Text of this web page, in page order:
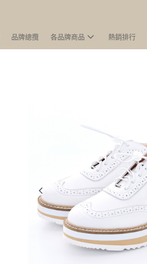
品牌總攬 各品牌商品 熱銷排行